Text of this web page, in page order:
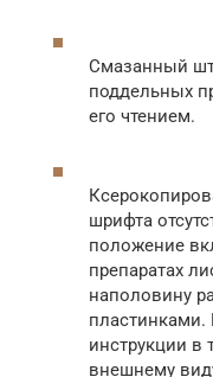
Смазанный
поддельных
его чтением.
шрифта
положение
препаратах
наполовину
инструкции в
внешнему